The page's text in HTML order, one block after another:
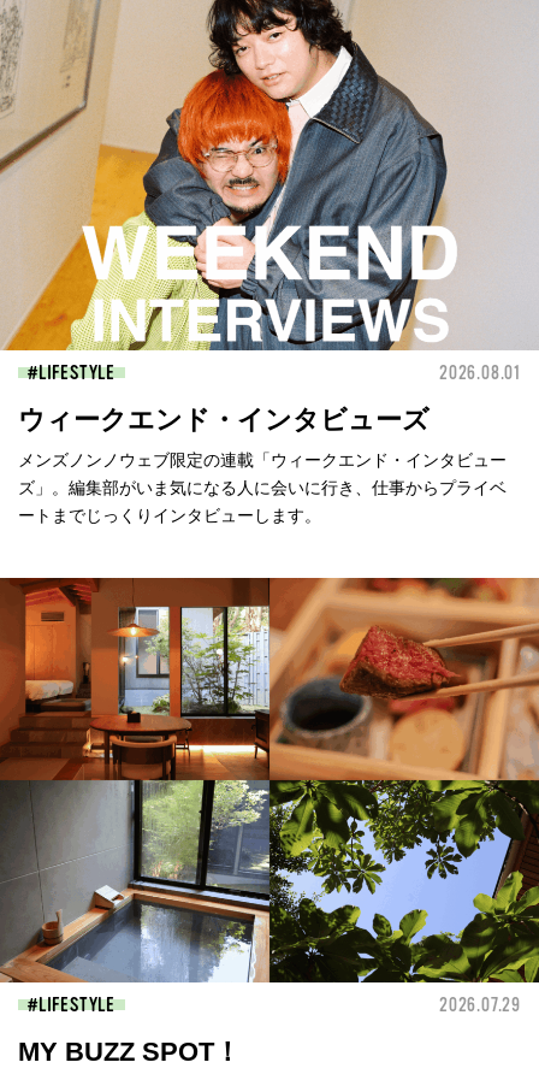
LIFESTYLE 2026.08.01
ウィークエンド・インタビューズ
メンズノンノウェブ限定の連載「ウィークエンド・インタビュー
ズ」。編集部がいま気になる人に会いに行き、仕事からプライベ
ートまでじっくりインタビューします。
LIFESTYLE 2026.07.29
MY BUZZ SPOT！